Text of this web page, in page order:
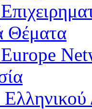
Θέματα